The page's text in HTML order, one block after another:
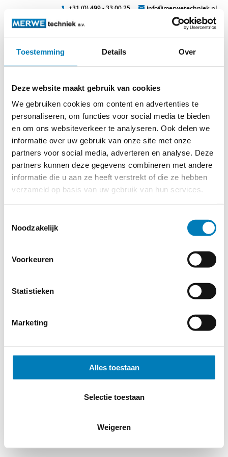
Toestemming Details Over
Deze website maakt gebruik van cookies
We gebruiken cookies om content en advertenties te
personaliseren, om functies voor social media te bieden
en om ons websiteverkeer te analyseren. Ook delen we
informatie over uw gebruik van onze site met onze
partners voor social media, adverteren en analyse. Deze
partners kunnen deze gegevens combineren met andere
informatie die u aan ze heeft verstrekt of die ze hebben
verzameld op basis van uw gebruik van hun services.
Noodzakelijk
Voorkeuren
Statistieken
Marketing
Alles toestaan
Selectie toestaan
Weigeren
+31 (0) 499 - 33 00 25 info@merwetechniek.nl
Veelzijdig in elektrotechnische producten
Home»Stekkers»MRC configurator
MRC configurator
Cookieverklaring
Verdere contact gegevens